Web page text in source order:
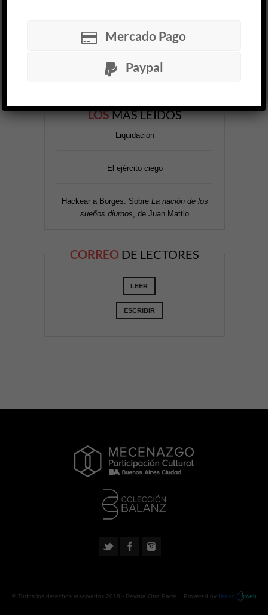
ARCHIVOOP SEMANAL
LOSMÁS LEÍDOS
Liquidación
El ejército ciego
Hackear a Borges. Sobre La nación de los
sueños diurnos , de Juan Mattio
CORREO DE LECTORES
LEER
ESCRIBIR
© Todos los derechos reservados 2018 - Revista Otra Parte . Powered by Urano web
Mercado Pago
Paypal